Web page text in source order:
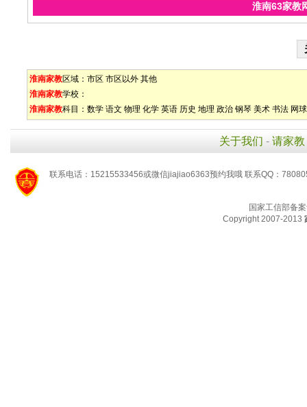
淮南63家教
淮南家教区域： 市区 市区以外 其他
淮南家教学校：
淮南家教科目： 数学 语文 物理 化学 英语 历史 地理 政治 钢琴 美术 书法 网球
关于我们 - 请家教
联系电话：15215533456或微信jiajiao6363预约我哦 联系QQ：
国家工信部备
Copyright 2007-2013